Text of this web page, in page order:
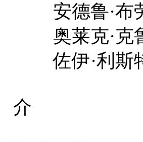
·布劳尔
·克鲁帕
利斯特·琼